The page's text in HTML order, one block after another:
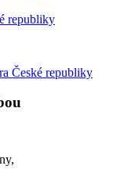
republiky
České republiky